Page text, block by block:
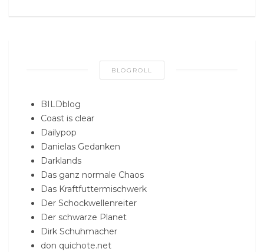
BLOGROLL
BILDblog
Coast is clear
Dailypop
Danielas Gedanken
Darklands
Das ganz normale Chaos
Das Kraftfuttermischwerk
Der Schockwellenreiter
Der schwarze Planet
Dirk Schuhmacher
don quichote.net